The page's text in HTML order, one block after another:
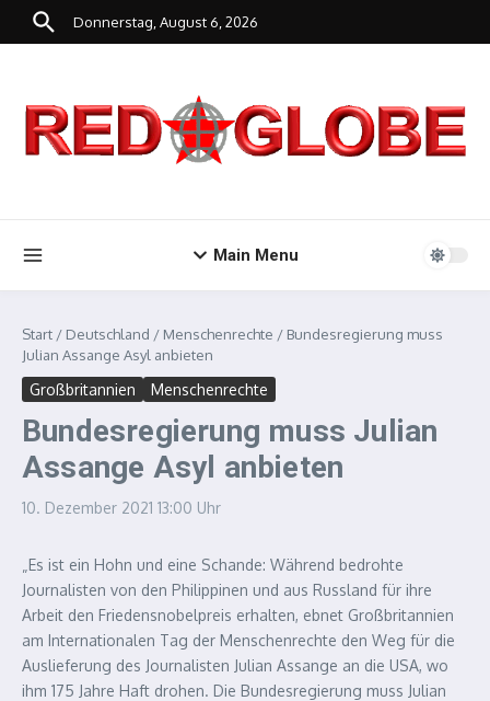
Zum Inhalt springen
Donnerstag, August 6, 2026
Main Menu
Start / Deutschland / Menschenrechte / Bundesregierung muss
Julian Assange Asyl anbieten
Großbritannien Menschenrechte
Bundesregierung muss Julian
Assange Asyl anbieten
10. Dezember 2021 13:00 Uhr
„Es ist ein Hohn und eine Schande: Während bedrohte
Journalisten von den Philippinen und aus Russland für ihre
Arbeit den Friedensnobelpreis erhalten, ebnet Großbritannien
am Internationalen Tag der Menschenrechte den Weg für die
Auslieferung des Journalisten Julian Assange an die USA, wo
ihm 175 Jahre Haft drohen. Die Bundesregierung muss Julian